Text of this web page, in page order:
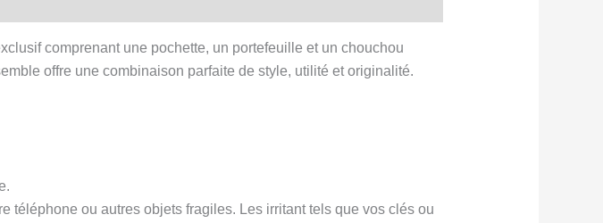
comprenant une pochette, un portefeuille et un chouchou
offre une combinaison parfaite de style, utilité et originalité.
téléphone ou autres objets fragiles. Les irritant tels que vos clés ou